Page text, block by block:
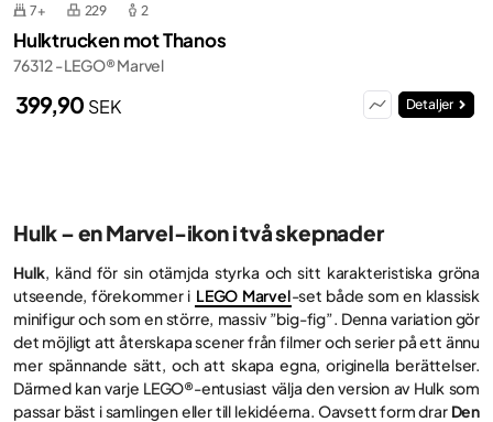
7+ 229 2
Hulktrucken mot Thanos
76312 - LEGO® Marvel
399,90 SEK Detaljer
Hulk – en Marvel-ikon i två skepnader
Hulk, känd för sin otämjda styrka och sitt karakteristiska gröna
utseende, förekommer i LEGO Marvel-set både som en klassisk
minifigur och som en större, massiv ”big-fig”. Denna variation gör
det möjligt att återskapa scener från filmer och serier på ett ännu
mer spännande sätt, och att skapa egna, originella berättelser.
Därmed kan varje LEGO®-entusiast välja den version av Hulk som
passar bäst i samlingen eller till lekidéerna. Oavsett form drar Den